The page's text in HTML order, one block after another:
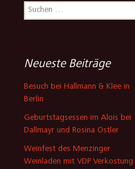
Suchen
nach:
Neueste Beiträge
Besuch bei Hallmann & Klee in
Berlin
Geburtstagsessen im Alois bei
Dallmayr und Rosina Ostler
Weinfest des Menzinger
Weinladen mit VDP Verkostung